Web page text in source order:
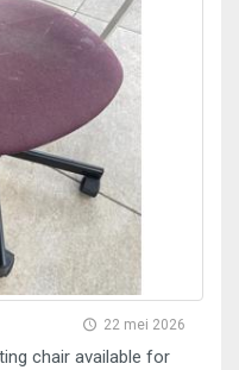
22 mei 2026
chair available for